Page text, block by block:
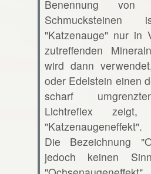
Benennung von
"Katzenauge" nur in
zutreffenden
wird dann
oder Edelstein einen
scharf
Lichtreflex zeigt,
"Katzenaugeneffekt".
Die Bezeichnung
jedoch keinen